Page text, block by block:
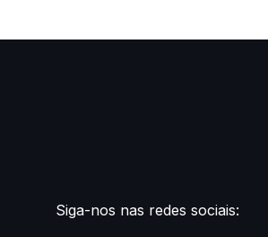
Siga-nos nas redes sociais: